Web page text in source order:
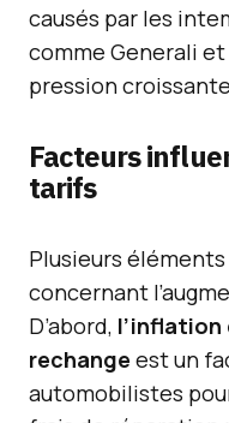
causés par les
comme Generali
pression
Facteurs
tarifs
Plusieurs
concernant
D’abord, l’inflation
rechange est un
automobilistes